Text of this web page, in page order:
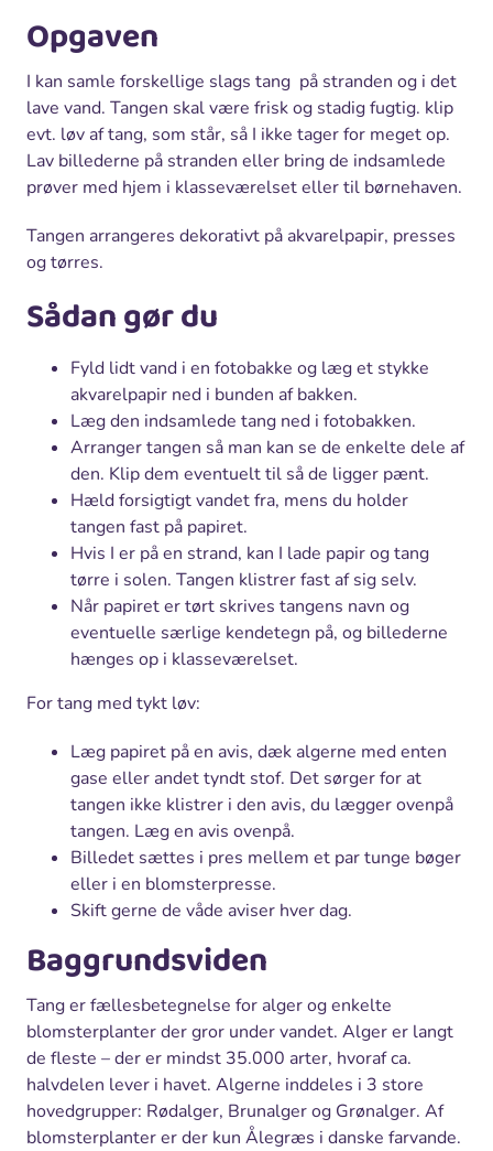
Opgaven
I kan samle forskellige slags tang på stranden og i det
lave vand. Tangen skal være frisk og stadig fugtig. klip
evt. løv af tang, som står, så I ikke tager for meget op.
Lav billederne på stranden eller bring de indsamlede
prøver med hjem i klasseværelset eller til børnehaven.
Tangen arrangeres dekorativt på akvarelpapir, presses
og tørres.
Sådan gør du
Fyld lidt vand i en fotobakke og læg et stykke
akvarelpapir ned i bunden af bakken.
Læg den indsamlede tang ned i fotobakken.
Arranger tangen så man kan se de enkelte dele af
den. Klip dem eventuelt til så de ligger pænt.
Hæld forsigtigt vandet fra, mens du holder
tangen fast på papiret.
Hvis I er på en strand, kan I lade papir og tang
tørre i solen. Tangen klistrer fast af sig selv.
Når papiret er tørt skrives tangens navn og
eventuelle særlige kendetegn på, og billederne
hænges op i klasseværelset.
For tang med tykt løv:
Læg papiret på en avis, dæk algerne med enten
gase eller andet tyndt stof. Det sørger for at
tangen ikke klistrer i den avis, du lægger ovenpå
tangen. Læg en avis ovenpå.
Billedet sættes i pres mellem et par tunge bøger
eller i en blomsterpresse.
Skift gerne de våde aviser hver dag.
Baggrundsviden
Tang er fællesbetegnelse for alger og enkelte
blomsterplanter der gror under vandet. Alger er langt
de fleste – der er mindst 35.000 arter, hvoraf ca.
halvdelen lever i havet. Algerne inddeles i 3 store
hovedgrupper: Rødalger, Brunalger og Grønalger. Af
blomsterplanter er der kun Ålegræs i danske farvande.